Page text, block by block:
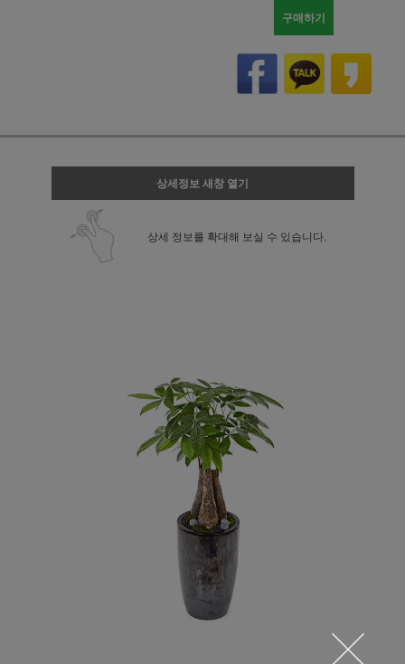
구매하기
상세정보 새창 열기
상세 정보를 확대해 보실 수 있습니다.